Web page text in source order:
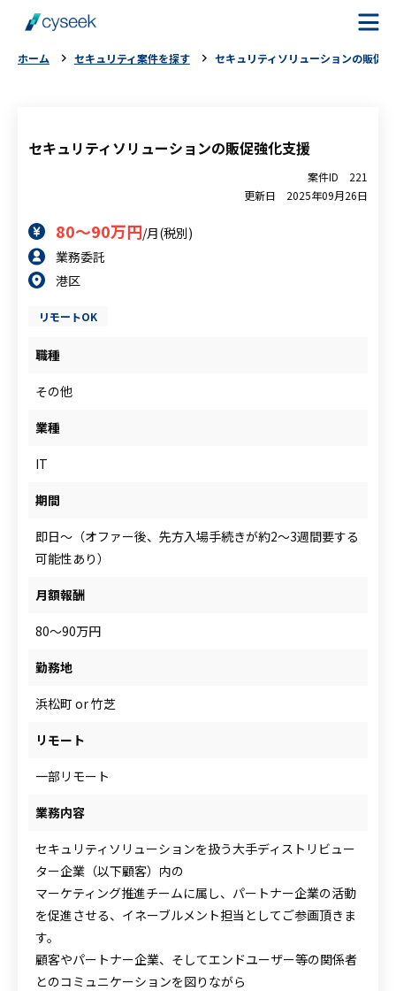
案件を探す
ご利用者様の声
よくある質問
案件について相談
ホーム セキュリティ案件を探す セキュリティソリューションの販促
セキュリティソリューションの販促強化支援
案件ID
221
更新日
2025年09月26日
80～90万円/月(税別)
業務委託
港区
リモートOK
職種
その他
業種
IT
期間
即日～（オファー後、先方入場手続きが約2～3週間要する
可能性あり）
月額報酬
80～90万円
勤務地
浜松町 or 竹芝
リモート
一部リモート
業務内容
セキュリティソリューションを扱う大手ディストリビュー
ター企業（以下顧客）内の
マーケティング推進チームに属し、パートナー企業の活動
を促進させる、イネーブルメント担当としてご参画頂きま
す。
顧客やパートナー企業、そしてエンドユーザー等の関係者
とのコミュニケーションを図りながら